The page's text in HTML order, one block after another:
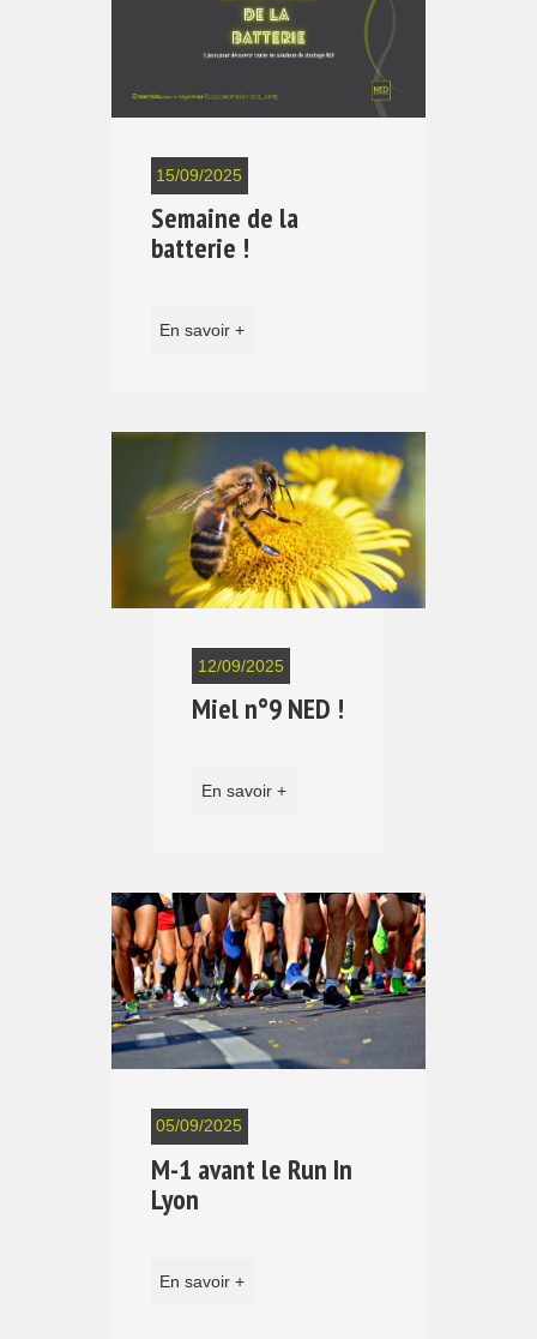
15/09/2025
Semaine de la
batterie !
En savoir +
12/09/2025
Miel n°9 NED !
En savoir +
05/09/2025
M-1 avant le Run In
Lyon
En savoir +